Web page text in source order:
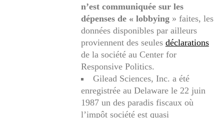
n’est communiquée sur les
dépenses de « lobbying» faites, les
données disponibles par ailleurs
proviennent des seules déclarations
de la société au Center for
Responsive Politics.
Gilead Sciences, Inc. a été
enregistrée au Delaware le 22 juin
1987 un des paradis fiscaux où
l’impôt société est quasi